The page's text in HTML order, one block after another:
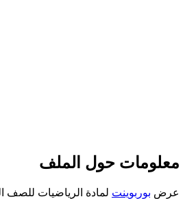
معلومات حول الملف
عرض بوربوينت لمادة الرياضيات للصف